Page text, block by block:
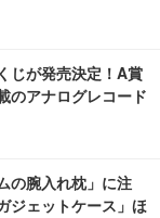
じが発売決定！A賞
のアナログレコード
の腕入れ枕」に注
ジェットケース」ほ